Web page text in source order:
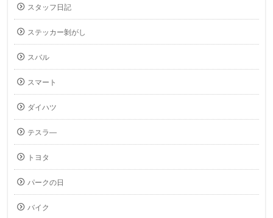
スタッフ日記
ステッカー剝がし
スバル
スマート
ダイハツ
テスラ―
トヨタ
パークの日
バイク